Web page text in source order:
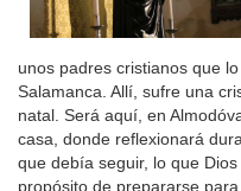
unos padres cristianos que
Salamanca. Allí, sufre una
natal. Será aquí, en
casa, donde reflexionará
que debía seguir, lo que
propósito de prepararse